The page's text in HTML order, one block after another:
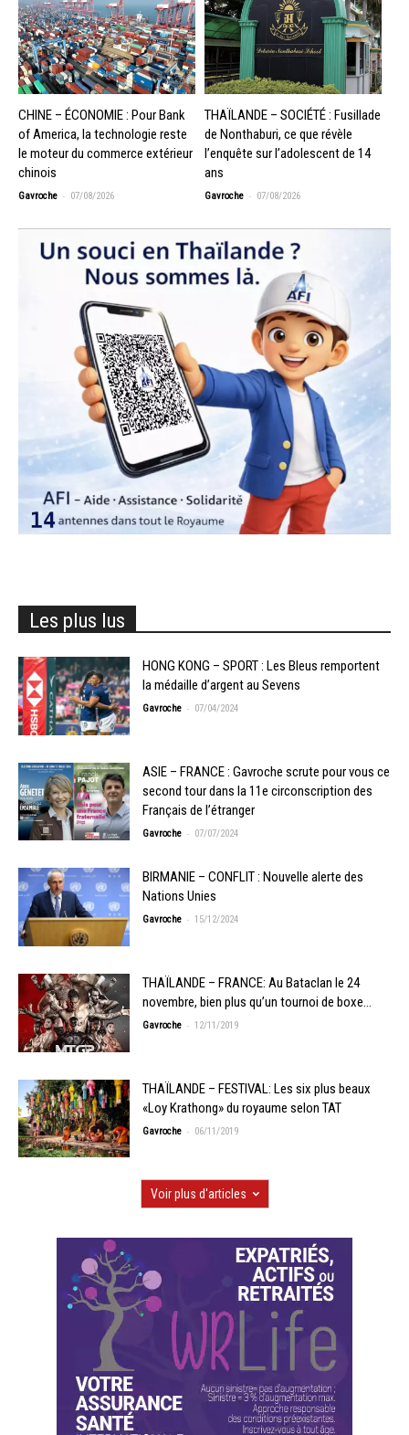
CHINE – ÉCONOMIE : Pour Bank
of America, la technologie reste
le moteur du commerce extérieur
chinois
Gavroche - 07/08/2026
THAÏLANDE – SOCIÉTÉ : Fusillade
de Nonthaburi, ce que révèle
l’enquête sur l’adolescent de 14
ans
Gavroche - 07/08/2026
Les plus lus
HONG KONG – SPORT : Les Bleus remportent
la médaille d’argent au Sevens
Gavroche - 07/04/2024
ASIE – FRANCE : Gavroche scrute pour vous ce
second tour dans la 11e circonscription des
Français de l’étranger
Gavroche - 07/07/2024
BIRMANIE – CONFLIT : Nouvelle alerte des
Nations Unies
Gavroche - 15/12/2024
THAÏLANDE – FRANCE: Au Bataclan le 24
novembre, bien plus qu’un tournoi de boxe…
Gavroche - 12/11/2019
THAÏLANDE – FESTIVAL: Les six plus beaux
«Loy Krathong» du royaume selon TAT
Gavroche - 06/11/2019
Voir plus d'articles